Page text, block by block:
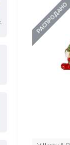
РАСПРОДАНО